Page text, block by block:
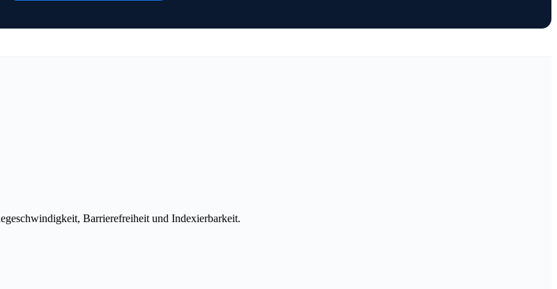
Barrierefreiheit und Indexierbarkeit.